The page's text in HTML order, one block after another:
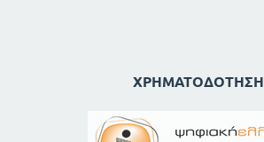
ΧΡΗΜΑΤΟΔΌΤΗΣΗ